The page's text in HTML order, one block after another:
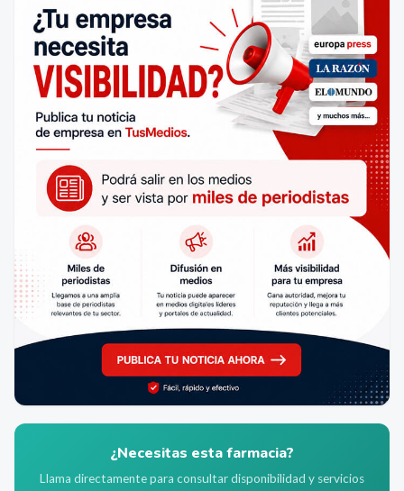
¿Necesitas esta farmacia?
Llama directamente para consultar disponibilidad y servicios